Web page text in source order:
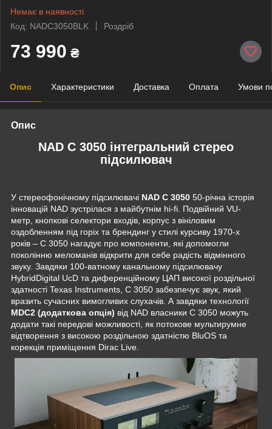
Немає в наявності
Код: NADC3050BLK
Роздріб
73 990 ₴
Опис Характеристики Доставка Оплата Умови
Опис
NAD C 3050 інтегральний стерео
підсилювач
У стереофонічному підсилювачі NAD C 3050 50-річна історія
інновацій NAD зустрілася з майбутнім hi-fi. Подвійний VU-
метр, кнопкові селектори входів, корпус з вініловим
оздобленням під горіх та брендинг у стилі курсиву 1970-х
років – C 3050 нагадує про компоненти, які допомогли
поколінню меломанів відкрити для себе радість відмінного
звуку. Завдяки 100-ватному канальному підсилювачу
HybridDigital UcD та диференційному ЦАП високої роздільної
здатності Texas Instruments, C 3050 забезпечує звук, який
вразить сучасних вимогливих слухачів. А завдяки технології
MDC2 (додаткова опція) від NAD власники C 3050 можуть
додати такі передові можливості, як потокове мультирумне
відтворення з високою роздільною здатністю BluOS та
корекція приміщення Dirac Live.